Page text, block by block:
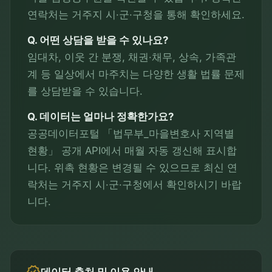
연락처는 거주지 시·군·구청을 통해 확인하세요.
Q. 어떤 상담을 받을 수 있나요?
임대차, 이웃 간 분쟁, 채권·채무, 상속, 가족관
계 등 일상에서 마주치는 다양한 생활 법률 문제
를 상담받을 수 있습니다.
Q. 데이터는 얼마나 정확한가요?
공공데이터포털 「법무부_마을변호사 지역별
현황」 공개 API에서 매월 자동 갱신해 표시합
니다. 위촉 현황은 변경될 수 있으므로 최신 연
락처는 거주지 시·군·구청에서 확인하시기 바랍
니다.